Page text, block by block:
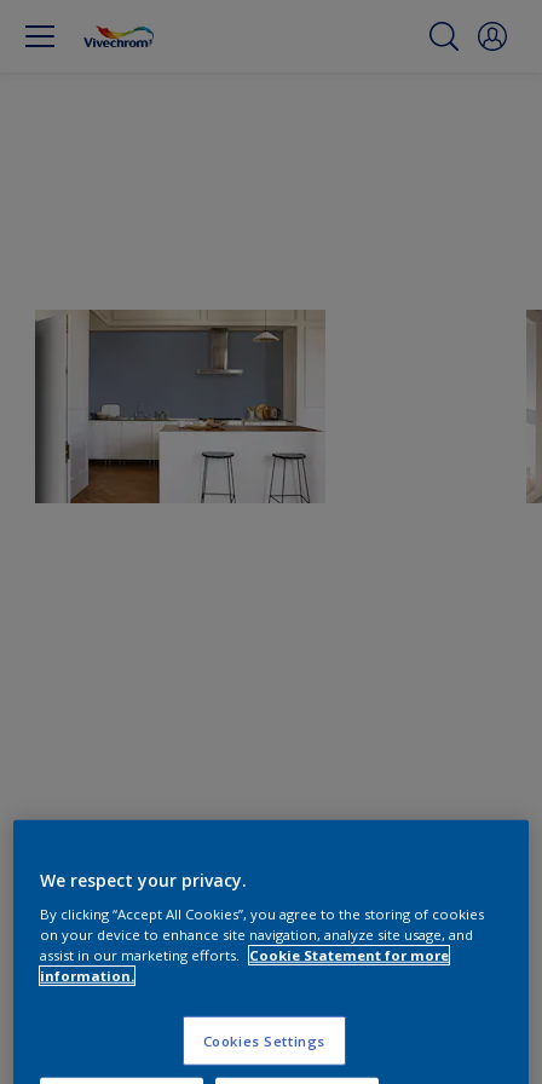
We respect your privacy.
By clicking “Accept All Cookies”, you agree to the storing of cookies
on your device to enhance site navigation, analyze site usage, and
assist in our marketing efforts.
Cookie Statement for more
information.
Cookies Settings